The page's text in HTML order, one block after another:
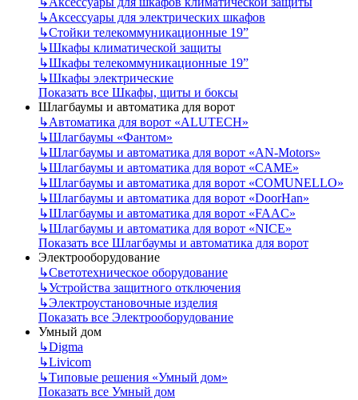
↳Аксессуары для электрических шкафов
↳Стойки телекоммуникационные 19”
↳Шкафы климатической защиты
↳Шкафы телекоммуникационные 19”
↳Шкафы электрические
Показать все Шкафы, щиты и боксы
Шлагбаумы и автоматика для ворот
↳Автоматика для ворот «ALUTECH»
↳Шлагбаумы «Фантом»
↳Шлагбаумы и автоматика для ворот «AN-Motors»
↳Шлагбаумы и автоматика для ворот «CAME»
↳Шлагбаумы и автоматика для ворот «COMUNELLO»
↳Шлагбаумы и автоматика для ворот «DoorHan»
↳Шлагбаумы и автоматика для ворот «FAAC»
↳Шлагбаумы и автоматика для ворот «NICE»
Показать все Шлагбаумы и автоматика для ворот
Электрооборудование
↳Светотехническое оборудование
↳Устройства защитного отключения
↳Электроустановочные изделия
Показать все Электрооборудование
Умный дом
↳Digma
↳Livicom
↳Типовые решения «Умный дом»
Показать все Умный дом